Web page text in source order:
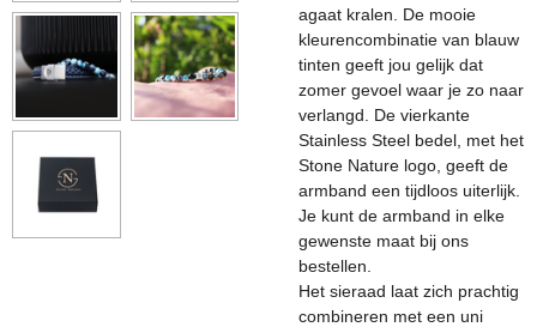
agaat kralen. De mooie
kleurencombinatie van blauw
tinten geeft jou gelijk dat
zomer gevoel waar je zo naar
verlangd. De vierkante
Stainless Steel bedel, met het
Stone Nature logo, geeft de
armband een tijdloos uiterlijk.
Je kunt de armband in elke
gewenste maat bij ons
bestellen.
Het sieraad laat zich prachtig
combineren met een uni